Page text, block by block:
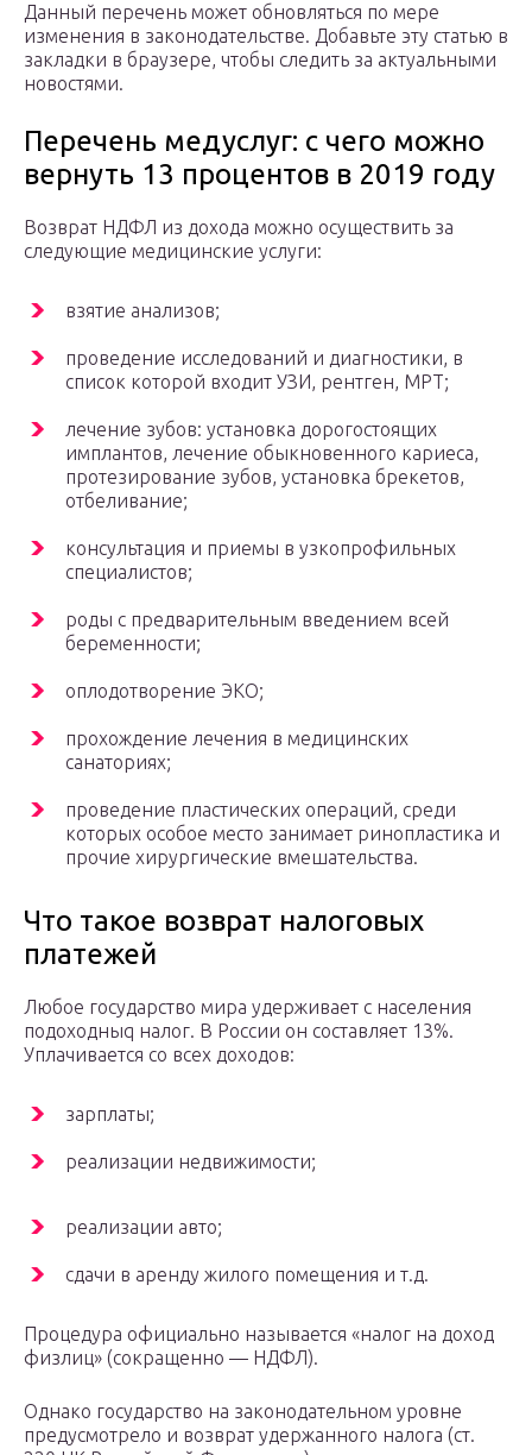
Данный перечень может обновляться по мере
изменения в законодательстве. Добавьте эту статью в
закладки в браузере, чтобы следить за актуальными
новостями.
Перечень медуслуг: с чего можно
вернуть 13 процентов в 2019 году
Возврат НДФЛ из дохода можно осуществить за
следующие медицинские услуги:
взятие анализов;
проведение исследований и диагностики, в
список которой входит УЗИ, рентген, МРТ;
лечение зубов: установка дорогостоящих
имплантов, лечение обыкновенного кариеса,
протезирование зубов, установка брекетов,
отбеливание;
консультация и приемы в узкопрофильных
специалистов;
роды с предварительным введением всей
беременности;
оплодотворение ЭКО;
прохождение лечения в медицинских
санаториях;
проведение пластических операций, среди
которых особое место занимает ринопластика и
прочие хирургические вмешательства.
Что такое возврат налоговых
платежей
Любое государство мира удерживает с населения
подоходныq налог. В России он составляет 13%.
Уплачивается со всех доходов:
зарплаты;
реализации недвижимости;
реализации авто;
сдачи в аренду жилого помещения и т.д.
Процедура официально называется «налог на доход
физлиц» (сокращенно — НДФЛ).
Однако государство на законодательном уровне
предусмотрело и возврат удержанного налога (ст.